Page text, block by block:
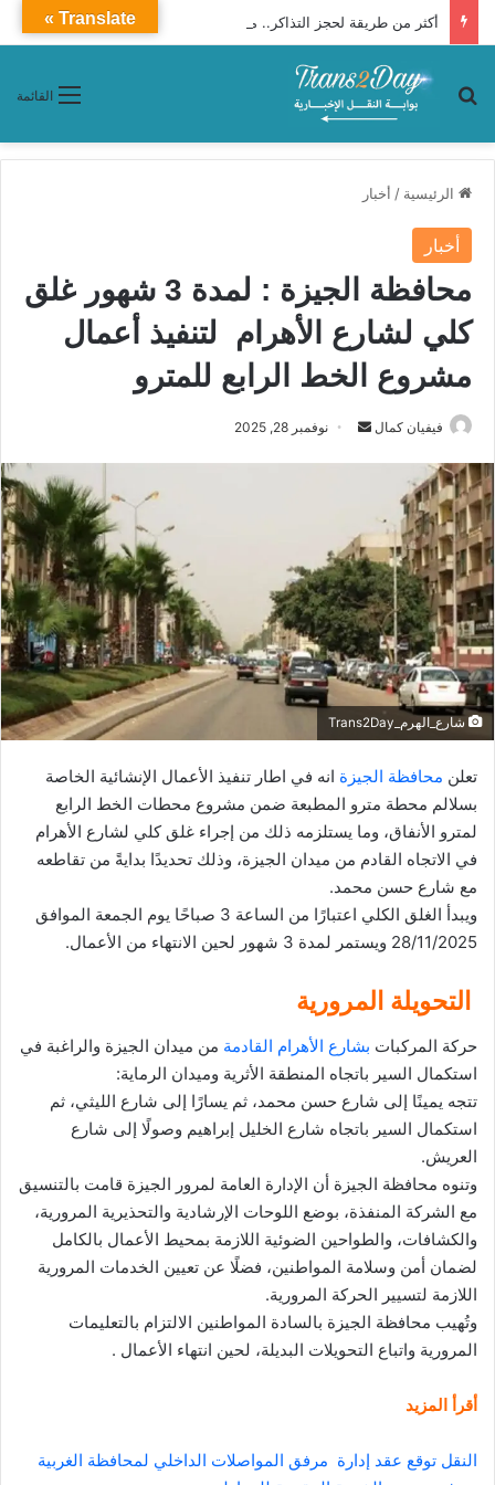
أكثر من طريقة لحجز التذاكر.. مواعيد وتوقفات قطار 1011 من أسوان والصعيد إلى القاهرة
القائمة بحث عن
الرئيسية / أخبار
أخبار
محافظة الجيزة : لمدة 3 شهور غلق
كلي لشارع الأهرام لتنفيذ أعمال
مشروع الخط الرابع للمترو
فيفيان كمال
ب
ر
ي
د
ا
إ
ك
ت
ر
نوفمبر 28, 2025
شارع_الهرم_Trans2Day
تعلن محافظة الجيزة انه في اطار تنفيذ الأعمال الإنشائية الخاصة
بسلالم محطة مترو المطبعة ضمن مشروع محطات الخط الرابع
لمترو الأنفاق، وما يستلزمه ذلك من إجراء غلق كلي لشارع الأهرام
في الاتجاه القادم من ميدان الجيزة، وذلك تحديدًا بدايةً من تقاطعه
مع شارع حسن محمد.
ويبدأ الغلق الكلي اعتبارًا من الساعة 3 صباحًا يوم الجمعة الموافق
28/11/2025 ويستمر لمدة 3 شهور لحين الانتهاء من الأعمال.
التحويلة المرورية
حركة المركبات بشارع الأهرام القادمة من ميدان الجيزة والراغبة في
استكمال السير باتجاه المنطقة الأثرية وميدان الرماية:
تتجه يمينًا إلى شارع حسن محمد، ثم يسارًا إلى شارع الليثي، ثم
استكمال السير باتجاه شارع الخليل إبراهيم وصولًا إلى شارع
العريش.
وتنوه محافظة الجيزة أن الإدارة العامة لمرور الجيزة قامت بالتنسيق
مع الشركة المنفذة، بوضع اللوحات الإرشادية والتحذيرية المرورية،
والكشافات، والطواحين الضوئية اللازمة بمحيط الأعمال بالكامل
لضمان أمن وسلامة المواطنين، فضلًا عن تعيين الخدمات المرورية
اللازمة لتسيير الحركة المرورية.
وتُهيب محافظة الجيزة بالسادة المواطنين الالتزام بالتعليمات
المرورية واتباع التحويلات البديلة، لحين انتهاء الأعمال .
أقرأ المزيد
النقل توقع عقد إدارة مرفق المواصلات الداخلي لمحافظة الغربية
Translate »